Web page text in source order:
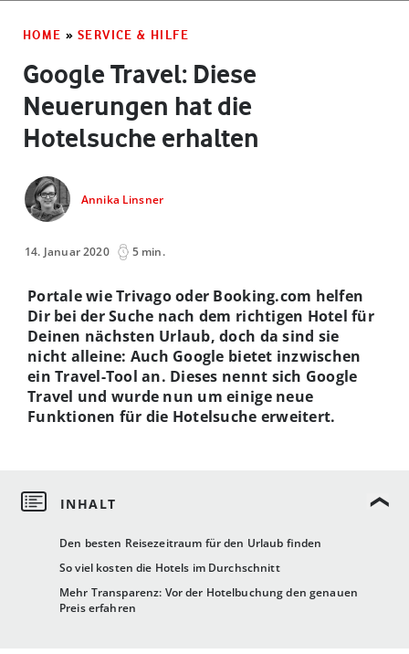
HOME » SERVICE & HILFE
Google Travel: Diese
Neuerungen hat die
Hotelsuche erhalten
Annika Linsner
14. Januar 2020 5 min.
Den besten Reisezeitraum für den Urlaub finden
So viel kosten die Hotels im Durchschnitt
Mehr Transparenz: Vor der Hotelbuchung den genauen
Preis erfahren
Portale wie Trivago oder Booking.com helfen
Dir bei der Suche nach dem richtigen Hotel für
Deinen nächsten Urlaub, doch da sind sie
nicht alleine: Auch Google bietet inzwischen
ein Travel-Tool an. Dieses nennt sich Google
Travel und wurde nun um einige neue
Funktionen für die Hotelsuche erweitert.